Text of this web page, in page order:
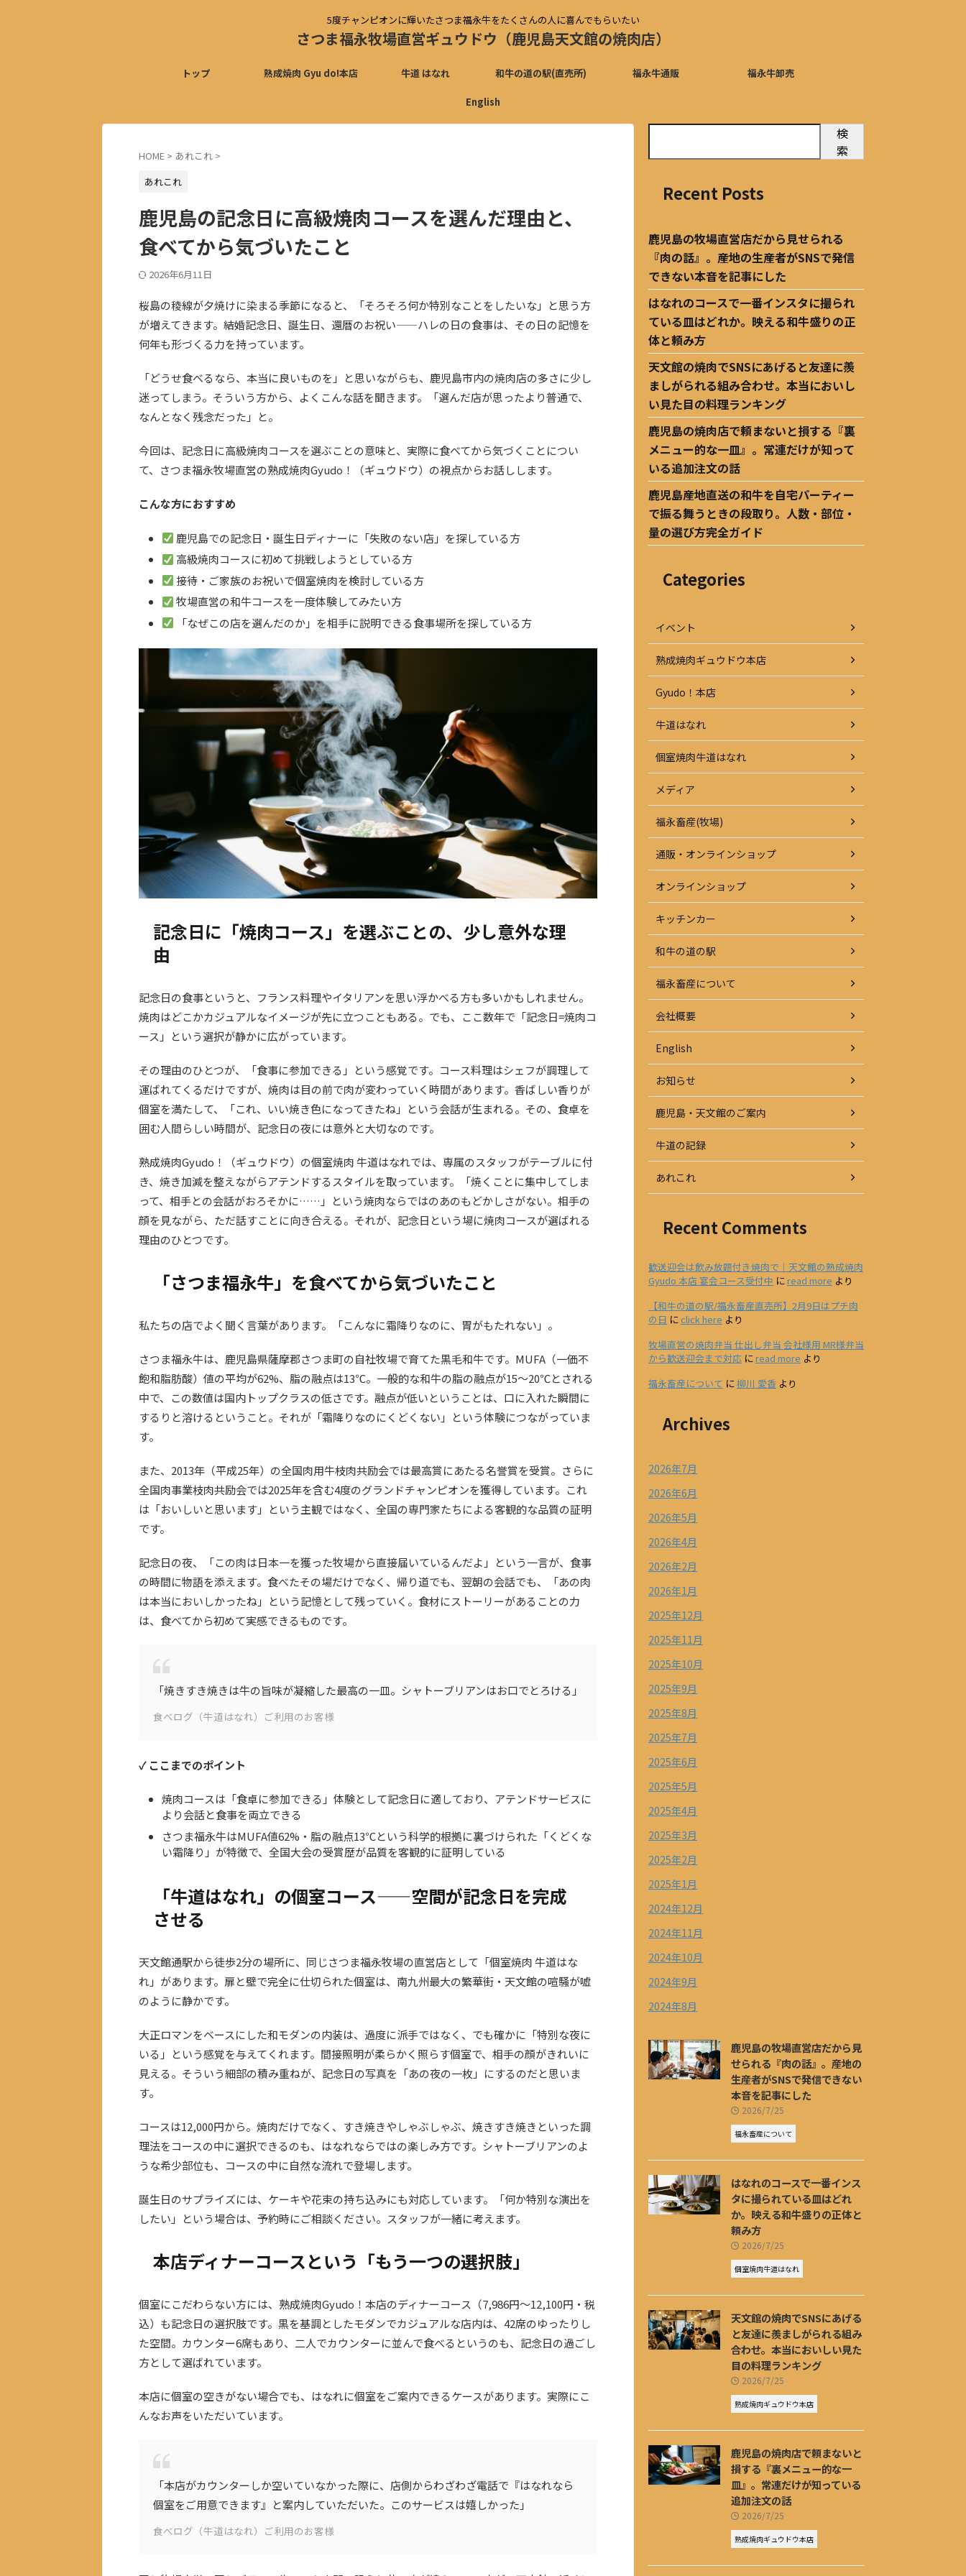
5度チャンピオンに輝いたさつま福永牛をたくさんの人に喜んでもらいたい
さつま福永牧場直営ギュウドウ（鹿児島天文館の焼肉店）
トップ 熟成焼肉 Gyu do!本店 牛道 はなれ 和牛の道の駅(直売所) 福永牛通販 福永牛卸売
English
HOME > あれこれ >
あれこれ
鹿児島の記念日に高級焼肉コースを選んだ理由と、
食べてから気づいたこと
2026年6月11日
桜島の稜線が夕焼けに染まる季節になると、「そろそろ何か特別なことをしたいな」と思う方
が増えてきます。結婚記念日、誕生日、還暦のお祝い——ハレの日の食事は、その日の記憶を
何年も形づくる力を持っています。
「どうせ食べるなら、本当に良いものを」と思いながらも、鹿児島市内の焼肉店の多さに少し
迷ってしまう。そういう方から、よくこんな話を聞きます。「選んだ店が思ったより普通で、
なんとなく残念だった」と。
今回は、記念日に高級焼肉コースを選ぶことの意味と、実際に食べてから気づくことについ
て、さつま福永牧場直営の熟成焼肉Gyudo！（ギュウドウ）の視点からお話しします。
こんな方におすすめ
鹿児島での記念日・誕生日ディナーに「失敗のない店」を探している方
高級焼肉コースに初めて挑戦しようとしている方
接待・ご家族のお祝いで個室焼肉を検討している方
牧場直営の和牛コースを一度体験してみたい方
「なぜこの店を選んだのか」を相手に説明できる食事場所を探している方
記念日に「焼肉コース」を選ぶことの、少し意外な理
由
記念日の食事というと、フランス料理やイタリアンを思い浮かべる方も多いかもしれません。
焼肉はどこかカジュアルなイメージが先に立つこともある。でも、ここ数年で「記念日=焼肉コ
ース」という選択が静かに広がっています。
その理由のひとつが、「食事に参加できる」という感覚です。コース料理はシェフが調理して
運ばれてくるだけですが、焼肉は目の前で肉が変わっていく時間があります。香ばしい香りが
個室を満たして、「これ、いい焼き色になってきたね」という会話が生まれる。その、食卓を
囲む人間らしい時間が、記念日の夜には意外と大切なのです。
熟成焼肉Gyudo！（ギュウドウ）の個室焼肉 牛道はなれでは、専属のスタッフがテーブルに付
き、焼き加減を整えながらアテンドするスタイルを取っています。「焼くことに集中してしま
って、相手との会話がおろそかに……」という焼肉ならではのあのもどかしさがない。相手の
顔を見ながら、ただ話すことに向き合える。それが、記念日という場に焼肉コースが選ばれる
理由のひとつです。
「さつま福永牛」を食べてから気づいたこと
私たちの店でよく聞く言葉があります。「こんなに霜降りなのに、胃がもたれない」。
さつま福永牛は、鹿児島県薩摩郡さつま町の自社牧場で育てた黒毛和牛です。MUFA（一価不
飽和脂肪酸）値の平均が62%、脂の融点は13℃。一般的な和牛の脂の融点が15〜20℃とされる
中で、この数値は国内トップクラスの低さです。融点が低いということは、口に入れた瞬間に
するりと溶けるということ。それが「霜降りなのにくどくない」という体験につながっていま
す。
また、2013年（平成25年）の全国肉用牛枝肉共励会では最高賞にあたる名誉賞を受賞。さらに
全国肉事業枝肉共励会では2025年を含む4度のグランドチャンピオンを獲得しています。これ
は「おいしいと思います」という主観ではなく、全国の専門家たちによる客観的な品質の証明
です。
記念日の夜、「この肉は日本一を獲った牧場から直接届いているんだよ」という一言が、食事
の時間に物語を添えます。食べたその場だけでなく、帰り道でも、翌朝の会話でも、「あの肉
は本当においしかったね」という記憶として残っていく。食材にストーリーがあることの力
は、食べてから初めて実感できるものです。
「焼きすき焼きは牛の旨味が凝縮した最高の一皿。シャトーブリアンはお口でとろける」
食べログ（牛道はなれ）ご利用のお客様
✓ ここまでのポイント
焼肉コースは「食卓に参加できる」体験として記念日に適しており、アテンドサービスに
より会話と食事を両立できる
さつま福永牛はMUFA値62%・脂の融点13℃という科学的根拠に裏づけられた「くどくな
い霜降り」が特徴で、全国大会の受賞歴が品質を客観的に証明している
「牛道はなれ」の個室コース——空間が記念日を完成
させる
天文館通駅から徒歩2分の場所に、同じさつま福永牧場の直営店として「個室焼肉 牛道はな
れ」があります。扉と壁で完全に仕切られた個室は、南九州最大の繁華街・天文館の喧騒が嘘
のように静かです。
大正ロマンをベースにした和モダンの内装は、過度に派手ではなく、でも確かに「特別な夜に
いる」という感覚を与えてくれます。間接照明が柔らかく照らす個室で、相手の顔がきれいに
見える。そういう細部の積み重ねが、記念日の写真を「あの夜の一枚」にするのだと思いま
す。
コースは12,000円から。焼肉だけでなく、すき焼きやしゃぶしゃぶ、焼きすき焼きといった調
理法をコースの中に選択できるのも、はなれならではの楽しみ方です。シャトーブリアンのよ
うな希少部位も、コースの中に自然な流れで登場します。
誕生日のサプライズには、ケーキや花束の持ち込みにも対応しています。「何か特別な演出を
したい」という場合は、予約時にご相談ください。スタッフが一緒に考えます。
本店ディナーコースという「もう一つの選択肢」
個室にこだわらない方には、熟成焼肉Gyudo！本店のディナーコース（7,986円〜12,100円・税
込）も記念日の選択肢です。黒を基調としたモダンでカジュアルな店内は、42席のゆったりし
た空間。カウンター6席もあり、二人でカウンターに並んで食べるというのも、記念日の過ごし
方として選ばれています。
本店に個室の空きがない場合でも、はなれに個室をご案内できるケースがあります。実際にこ
んなお声をいただいています。
「本店がカウンターしか空いていなかった際に、店側からわざわざ電話で『はなれなら
個室をご用意できます』と案内していただいた。このサービスは嬉しかった」
食べログ（牛道はなれ）ご利用のお客様
検
索
Recent Posts
鹿児島の牧場直営店だから見せられる
『肉の話』。産地の生産者がSNSで発信
できない本音を記事にした
はなれのコースで一番インスタに撮られ
ている皿はどれか。映える和牛盛りの正
体と頼み方
天文館の焼肉でSNSにあげると友達に羨
ましがられる組み合わせ。本当においし
い見た目の料理ランキング
鹿児島の焼肉店で頼まないと損する『裏
メニュー的な一皿』。常連だけが知って
いる追加注文の話
鹿児島産地直送の和牛を自宅パーティー
で振る舞うときの段取り。人数・部位・
量の選び方完全ガイド
Categories
イベント
熟成焼肉ギュウドウ本店
Gyudo！本店
牛道はなれ
個室焼肉牛道はなれ
メディア
福永畜産(牧場)
通販・オンラインショップ
オンラインショップ
キッチンカー
和牛の道の駅
福永畜産について
会社概要
English
お知らせ
鹿児島・天文館のご案内
牛道の記録
あれこれ
Recent Comments
歓送迎会は飲み放題付き焼肉で｜天文館の熟成焼肉
Gyudo 本店 宴会コース受付中 にread more より
【和牛の道の駅/福永畜産直売所】2月9日はプチ肉
の日 にclick here より
牧場直営の焼肉弁当 仕出し弁当 会社様用 MR様弁当
から歓送迎会まで対応 にread more より
福永畜産について に柳川 愛香 より
Archives
2026年7月
2026年6月
2026年5月
2026年4月
2026年2月
2026年1月
2025年12月
2025年11月
2025年10月
2025年9月
2025年8月
2025年7月
2025年6月
2025年5月
2025年4月
2025年3月
2025年2月
2025年1月
2024年12月
2024年11月
2024年10月
2024年9月
2024年8月
鹿児島の牧場直営店だから見
せられる『肉の話』。産地の
生産者がSNSで発信できない
本音を記事にした
2026/7/25
福永畜産について
はなれのコースで一番インス
タに撮られている皿はどれ
か。映える和牛盛りの正体と
頼み方
2026/7/25
個室焼肉牛道はなれ
天文館の焼肉でSNSにあげる
と友達に羨ましがられる組み
合わせ。本当においしい見た
目の料理ランキング
2026/7/25
熟成焼肉ギュウドウ本店
鹿児島の焼肉店で頼まないと
損する『裏メニュー的な一
皿』。常連だけが知っている
追加注文の話
2026/7/25
熟成焼肉ギュウドウ本店